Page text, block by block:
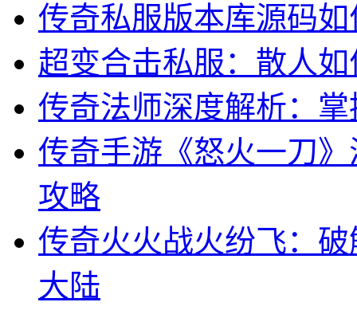
传奇私服版本库源码
超变合击私服：散人
传奇法师深度解析：
传奇手游《怒火一刀
攻略
传奇火火战火纷飞：
大陆